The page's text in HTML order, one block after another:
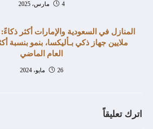
4 مارس، 2025
العام الماضي
26 مايو، 2024
اترك تعليقاً